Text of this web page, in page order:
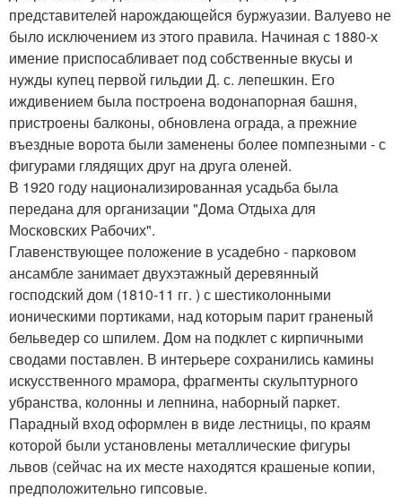
представителей нарождающейся буржуазии. Валуево не
было исключением из этого правила. Начиная с 1880-х
имение приспосабливает под собственные вкусы и
нужды купец первой гильдии Д. с. лепешкин. Его
иждивением была построена водонапорная башня,
пристроены балконы, обновлена ограда, а прежние
въездные ворота были заменены более помпезными - с
фигурами глядящих друг на друга оленей.
В 1920 году национализированная усадьба была
передана для организации "Дома Отдыха для
Московских Рабочих".
Главенствующее положение в усадебно - парковом
ансамбле занимает двухэтажный деревянный
господский дом (1810-11 гг. ) с шестиколонными
ионическими портиками, над которым парит граненый
бельведер со шпилем. Дом на подклет с кирпичными
сводами поставлен. В интерьере сохранились камины
искусственного мрамора, фрагменты скульптурного
убранства, колонны и лепнина, наборный паркет.
Парадный вход оформлен в виде лестницы, по краям
которой были установлены металлические фигуры
львов (сейчас на их месте находятся крашеные копии,
предположительно гипсовые.